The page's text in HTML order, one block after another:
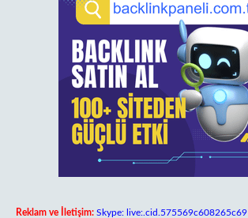
Reklam ve İletişim: Skype: live:.cid.575569c608265c69